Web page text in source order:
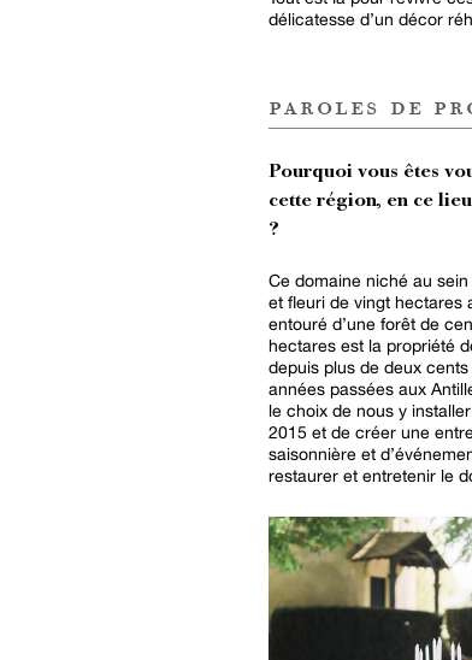
délicatesse d’un décor
paroles de
Pourquoi vous êtes
cette région, en ce
?
Ce domaine niché au
et fleuri de vingt hectares
entouré d’une forêt de
hectares est la propriété
depuis plus de deux
années passées aux
le choix de nous y
2015 et de créer une
saisonnière et
restaurer et entretenir le